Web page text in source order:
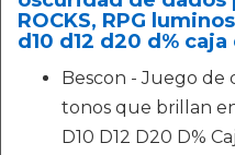
ROCKS, RPG
d10 d12 d20 d%
Bescon - Juego de
tonos que brillan
D10 D12 D20 D%